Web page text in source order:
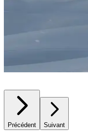
Précédent Suivant